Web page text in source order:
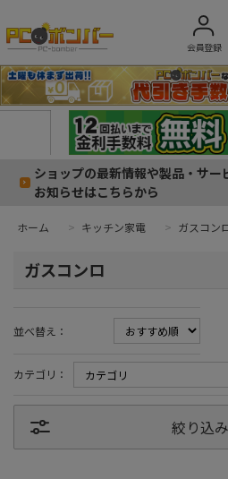
会員登録
ショップの最新情報や製品・サ
お知らせはこちらから
ホーム > キッチン家電 > ガスコン
ガスコンロ
並べ替え：
カテゴリ：
絞り込み